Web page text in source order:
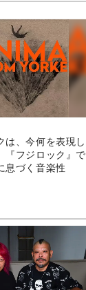
は、今何を表現し
フジロック』で
息づく音楽性